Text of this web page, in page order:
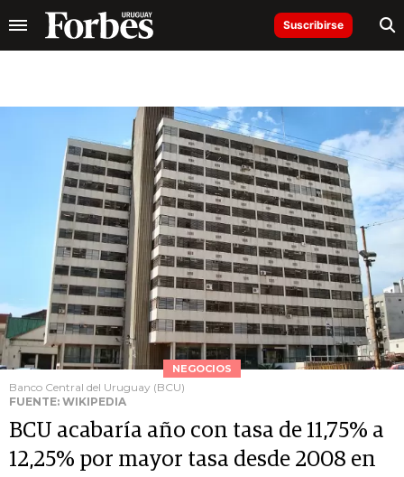
Suscribirse
NEGOCIOS
Banco Central del Uruguay (BCU)
FUENTE: WIKIPEDIA
BCU acabaría año con tasa de 11,75% a
12,25% por mayor tasa desde 2008 en